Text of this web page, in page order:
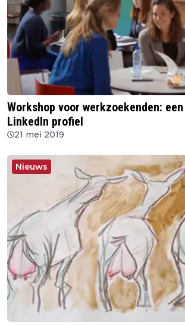
Workshop voor werkzoekenden:
LinkedIn profiel
21 mei 2019
Nieuws